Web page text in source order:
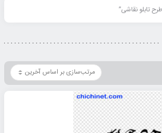
تابلو نقاشی”